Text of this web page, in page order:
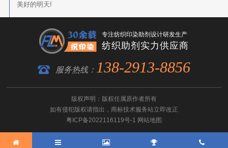
美好的明天!
专注纺织印染助剂设计研发生产
纺织助剂实力供应商
服务热线： 138-2913-8856
版权声明：版权任属原作者所有
如有侵犯版权请指出， 商标技术服务站立即改正
粤ICP备2022116119号-1 网站地图